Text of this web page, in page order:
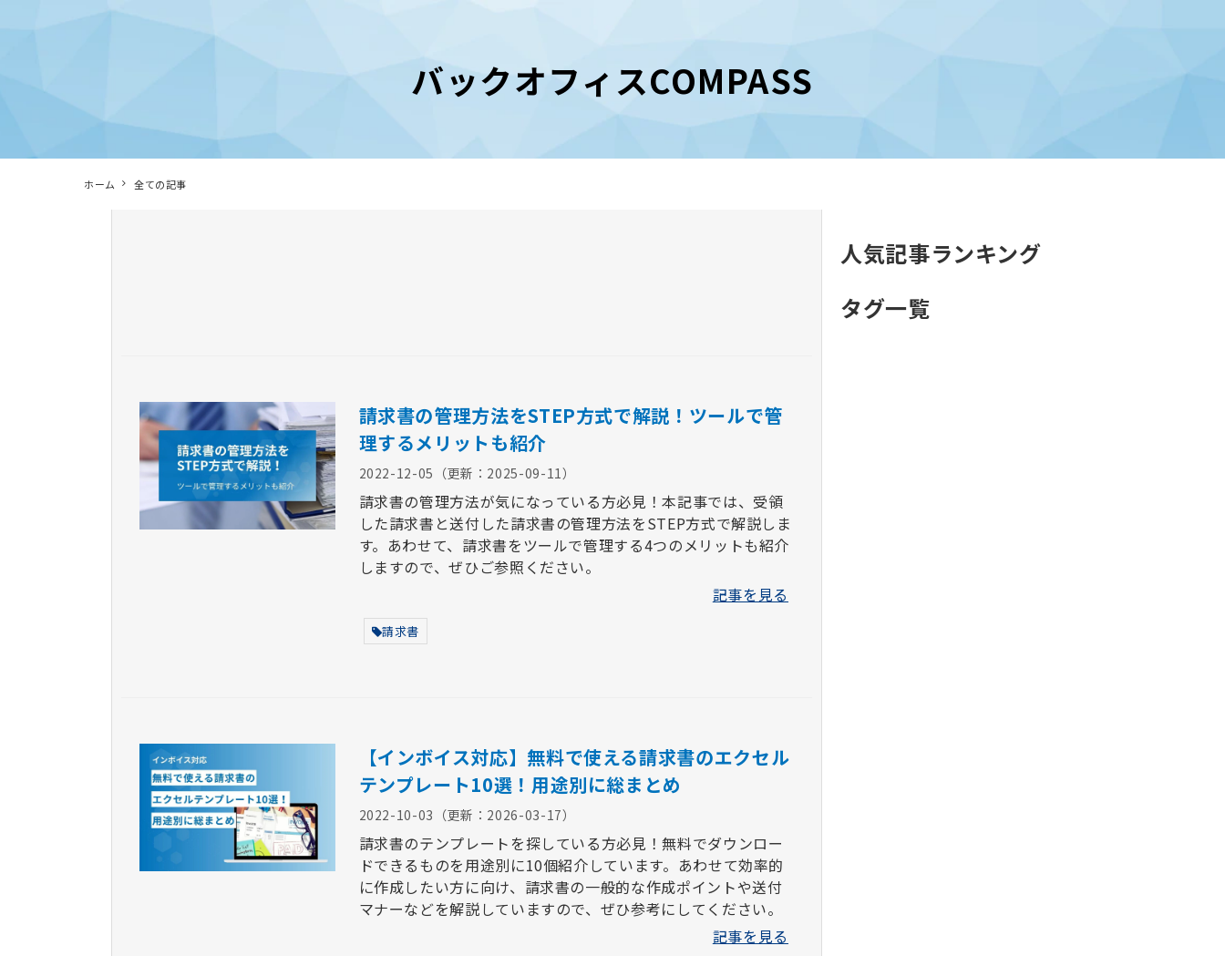
バックオフィスCOMPASS
ホーム 全ての記事
請求書の管理方法をSTEP方式で解説！ツールで管
理するメリットも紹介
2022-12-05 （更新： 2025-09-11）
請求書の管理方法が気になっている方必見！本記事では、受領
した請求書と送付した請求書の管理方法をSTEP方式で解説しま
す。あわせて、請求書をツールで管理する4つのメリットも紹介
しますので、ぜひご参照ください。
記事を見る
請求書
【インボイス対応】無料で使える請求書のエクセル
テンプレート10選！用途別に総まとめ
2022-10-03 （更新： 2026-03-17）
請求書のテンプレートを探している方必見！無料でダウンロー
ドできるものを用途別に10個紹介しています。あわせて効率的
に作成したい方に向け、請求書の一般的な作成ポイントや送付
マナーなどを解説していますので、ぜひ参考にしてください。
記事を見る
人気記事ランキング
タグ一覧